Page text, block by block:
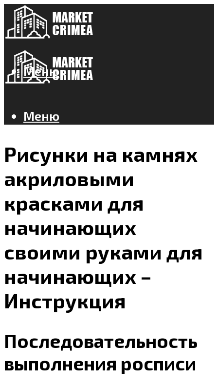
Меню
Меню
Рисунки на камнях
акриловыми
красками для
начинающих
своими руками для
начинающих –
Инструкция
Последовательность
выполнения росписи